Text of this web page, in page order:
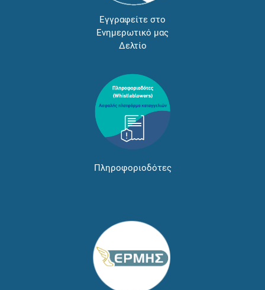
Εγγραφείτε στο
Ενημερωτικό μας
Δελτίο
Πληροφοριοδότες